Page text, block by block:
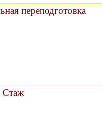
переподготовка
Стаж